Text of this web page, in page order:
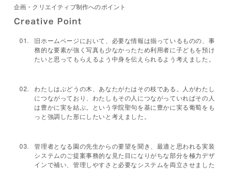
企画・クリエイティブ制作へのポイント
旧ホームページにおいて、必要な情報は揃っているものの、事
務的な要素が強く写真も少なかったため利用者に子どもを預け
たいと思ってもらえるよう中身を伝えられるよう考えました。
わたしはぶどうの木、あなたがたはその枝である。人がわたし
につながっており、わたしもその人につながっていればその人
は豊かに実を結ぶ。という学院聖句を基に豊かに実る葡萄をも
っと強調した形にしたいと考えました。
管理者となる園の先生からの要望を聞き、最適と思われる実装
システムのご提案事務的な見た目になりがちな部分を極力デザ
インで補い、管理しやすさと必要なシステムを両立させました